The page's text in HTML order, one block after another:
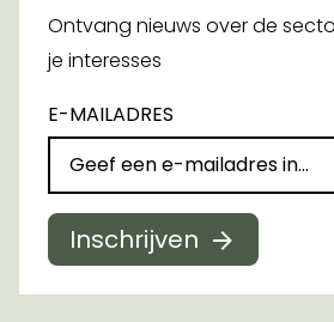
Ontvang nieuws over de
je interesses
E-MAILADRES
Inschrijven